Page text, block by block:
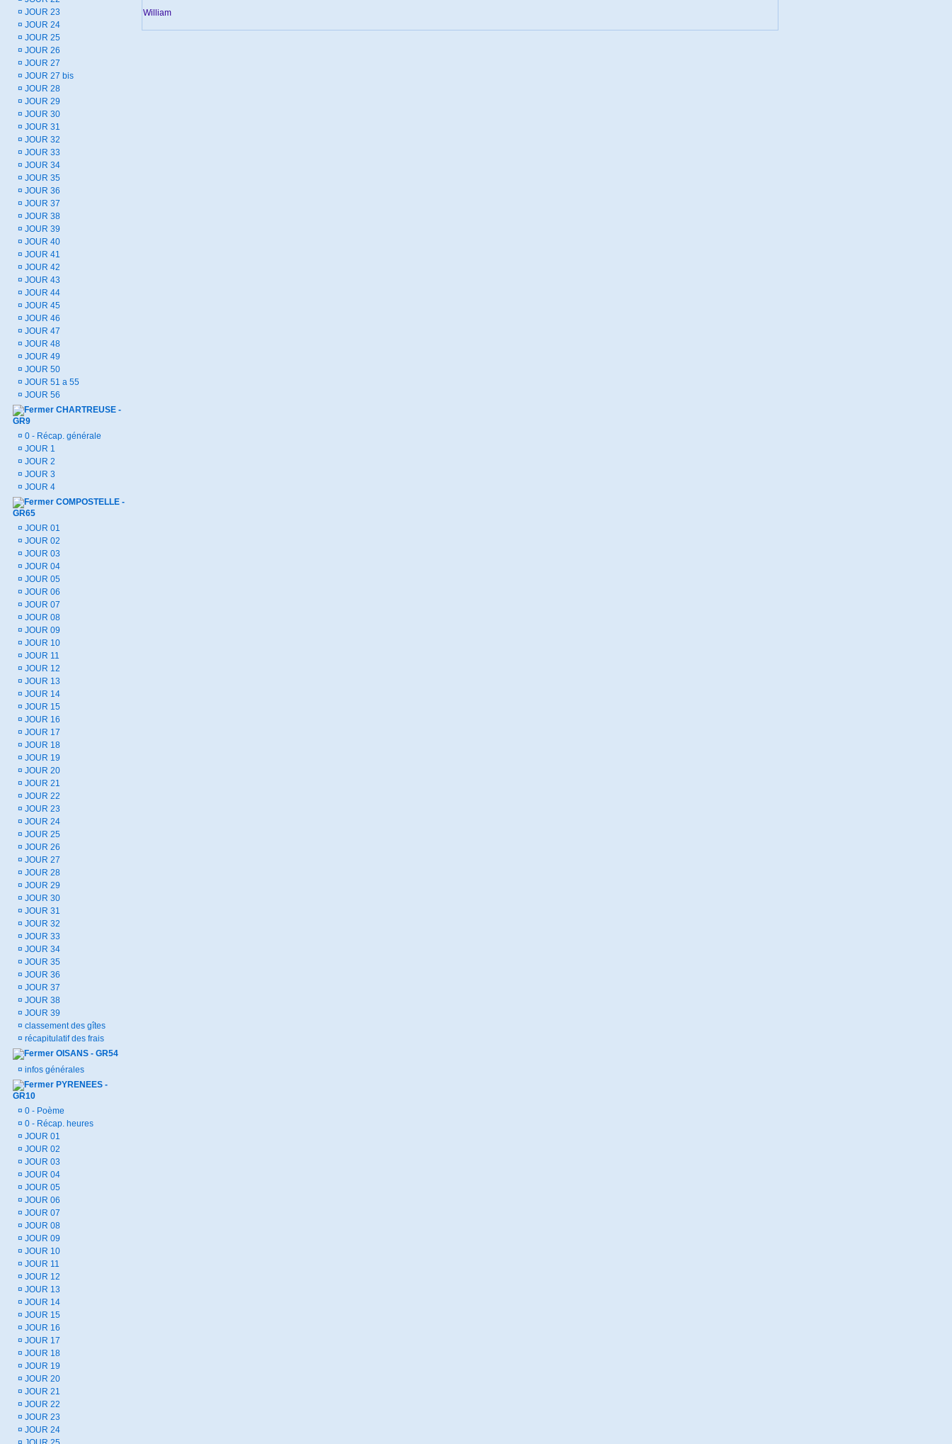
¤ JOUR 23
¤ JOUR 24
¤ JOUR 25
¤ JOUR 26
¤ JOUR 27
¤ JOUR 27 bis
¤ JOUR 28
¤ JOUR 29
¤ JOUR 30
¤ JOUR 31
¤ JOUR 32
¤ JOUR 33
¤ JOUR 34
¤ JOUR 35
¤ JOUR 36
¤ JOUR 37
¤ JOUR 38
¤ JOUR 39
¤ JOUR 40
¤ JOUR 41
¤ JOUR 42
¤ JOUR 43
¤ JOUR 44
¤ JOUR 45
¤ JOUR 46
¤ JOUR 47
¤ JOUR 48
¤ JOUR 49
¤ JOUR 50
¤ JOUR 51 a 55
¤ JOUR 56
CHARTREUSE -
GR9
¤ 0 - Récap. générale
¤ JOUR 1
¤ JOUR 2
¤ JOUR 3
¤ JOUR 4
COMPOSTELLE -
GR65
¤ JOUR 01
¤ JOUR 02
¤ JOUR 03
¤ JOUR 04
¤ JOUR 05
¤ JOUR 06
¤ JOUR 07
¤ JOUR 08
¤ JOUR 09
¤ JOUR 10
¤ JOUR 11
¤ JOUR 12
¤ JOUR 13
¤ JOUR 14
¤ JOUR 15
¤ JOUR 16
¤ JOUR 17
¤ JOUR 18
¤ JOUR 19
¤ JOUR 20
¤ JOUR 21
¤ JOUR 22
¤ JOUR 23
¤ JOUR 24
¤ JOUR 25
¤ JOUR 26
¤ JOUR 27
¤ JOUR 28
¤ JOUR 29
¤ JOUR 30
¤ JOUR 31
¤ JOUR 32
¤ JOUR 33
¤ JOUR 34
¤ JOUR 35
¤ JOUR 36
¤ JOUR 37
¤ JOUR 38
¤ JOUR 39
¤ classement des gîtes
¤ récapitulatif des frais
OISANS - GR54
¤ infos générales
PYRENEES -
GR10
¤ 0 - Poème
¤ 0 - Récap. heures
¤ JOUR 01
¤ JOUR 02
¤ JOUR 03
¤ JOUR 04
¤ JOUR 05
¤ JOUR 06
¤ JOUR 07
¤ JOUR 08
¤ JOUR 09
¤ JOUR 10
¤ JOUR 11
¤ JOUR 12
¤ JOUR 13
¤ JOUR 14
¤ JOUR 15
¤ JOUR 16
¤ JOUR 17
¤ JOUR 18
¤ JOUR 19
¤ JOUR 20
¤ JOUR 21
¤ JOUR 22
¤ JOUR 23
¤ JOUR 24
William